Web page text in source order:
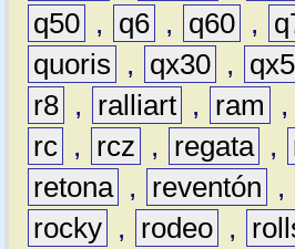
q50 , q6 , q60 ,
quoris
, qx30 ,
r8 , ralliart , ram ,
rc , rcz , regata ,
retona , reventón ,
rocky , rodeo ,